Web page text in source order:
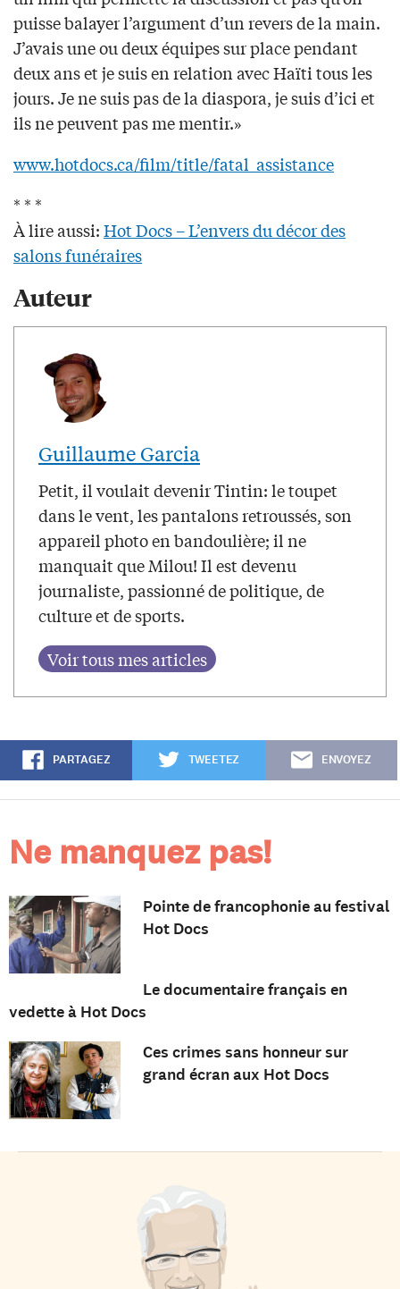
puisse balayer l’argument d’un revers de la main.
J’avais une ou deux équipes sur place pendant
deux ans et je suis en relation avec Haïti tous les
jours. Je ne suis pas de la diaspora, je suis d’ici et
ils ne peuvent pas me mentir.»
www.hotdocs.ca/film/title/fatal_assistance
* * *
À lire aussi:Hot Docs – L’envers du décor des
salons funéraires
Auteur
Guillaume Garcia
Petit, il voulait devenir Tintin: le toupet
dans le vent, les pantalons retroussés, son
appareil photo en bandoulière; il ne
manquait que Milou! Il est devenu
journaliste, passionné de politique, de
culture et de sports.
PARTAGEZ TWEETEZ ENVOYEZ
Ne manquez pas!
Pointe de francophonie au festival
Hot Docs
Le documentaire français en
vedette à Hot Docs
Ces crimes sans honneur sur
grand écran aux Hot Docs